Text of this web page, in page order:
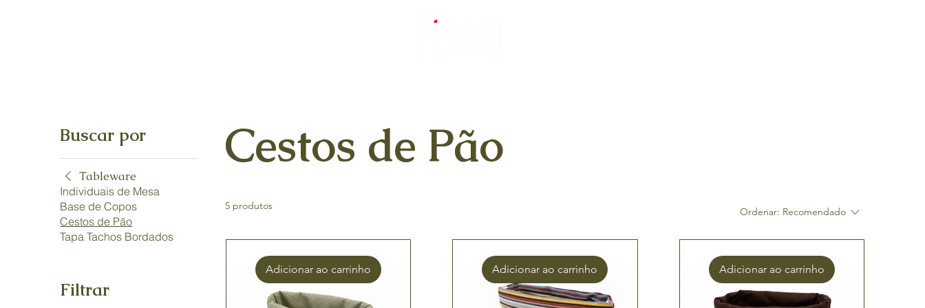
Buscar por
Tableware
Individuais de Mesa
Base de Copos
Cestos de Pão
Tapa Tachos Bordados
Filtrar
Cestos de Pão
5 produtos Ordenar: Recomendado
Adicionar ao carrinho Adicionar ao carrinho Adicionar ao carrinho